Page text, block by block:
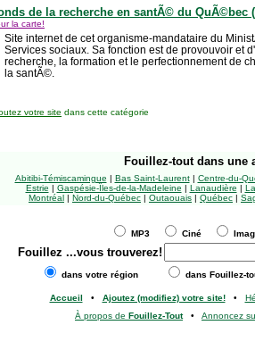
de la recherche en santÃ© du QuÃ©bec
la carte!
Site internet de cet organisme-mandataire du
Services sociaux. Sa fonction est de provouvoir et
recherche, la formation et le perfectionnement de
la santÃ©.
votre site dans cette catégorie
Fouillez-tout dans une
Abitibi-Témiscamingue | Bas Saint-Laurent| Centre-du-
Estrie | Gaspésie-Îles-de-la-Madeleine | Lanaudière |
Montréal | Nord-du-Québec | Outaouais | Québec |
MP3 Ciné
Fouillez ...vous trouverez!
dans votre région dans Fouillez-
Accueil • Ajoutez (modifiez) votre site!•
À propos de Fouillez-Tout• Annoncez